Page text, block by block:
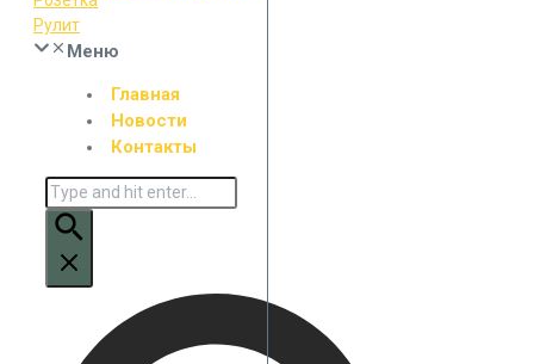
Меню
Главная
Новости
Контакты
Искать: